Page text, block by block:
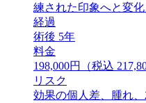
練された印象へと
経過
術後 5年
料金
198,000円（税込
リスク
効果の個人差、腫れ